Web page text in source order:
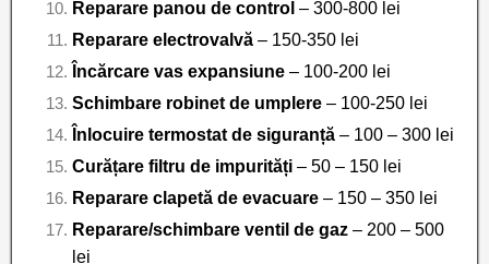
Reparare panou de control – 300-800 lei
Reparare electrovalvă – 150-350 lei
Încărcare vas expansiune – 100-200 lei
Schimbare robinet de umplere – 100-250 lei
Înlocuire termostat de siguranță – 100 – 300 lei
Curățare filtru de impurități – 50 – 150 lei
Reparare clapetă de evacuare – 150 – 350 lei
Reparare/schimbare ventil de gaz – 200 – 500
lei